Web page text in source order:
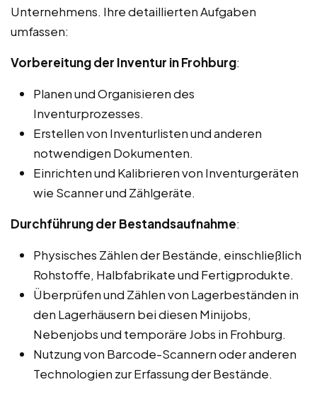
Unternehmens. Ihre detaillierten Aufgaben
umfassen:
Vorbereitung der Inventur in Frohburg:
Planen und Organisieren des
Inventurprozesses.
Erstellen von Inventurlisten und anderen
notwendigen Dokumenten.
Einrichten und Kalibrieren von Inventurgeräten
wie Scanner und Zählgeräte.
Durchführung der Bestandsaufnahme:
Physisches Zählen der Bestände, einschließlich
Rohstoffe, Halbfabrikate und Fertigprodukte.
Überprüfen und Zählen von Lagerbeständen in
den Lagerhäusern bei diesen Minijobs,
Nebenjobs und temporäre Jobs in Frohburg.
Nutzung von Barcode-Scannern oder anderen
Technologien zur Erfassung der Bestände.